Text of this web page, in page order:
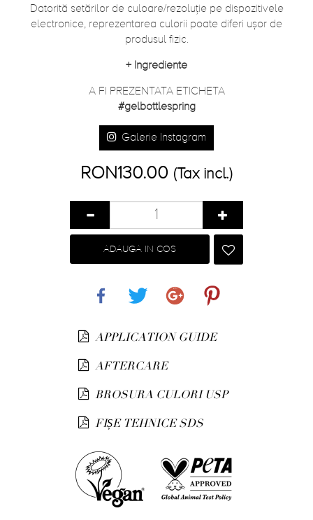
Datorită setărilor de culoare/rezoluție pe dispozitivele
electronice, reprezentarea culorii poate diferi ușor de
produsul fizic.
+ Ingrediente
A FI PREZENTATA ETICHETA
#gelbottlespring
Galerie Instagram
RON130.00 (Tax incl.)
ADAUGA IN COS
APPLICATION GUIDE
AFTERCARE
BROSURA CULORI USP
FIȘE TEHNICE SDS